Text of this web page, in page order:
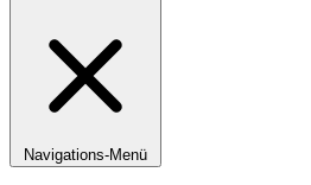
Navigations-Menü